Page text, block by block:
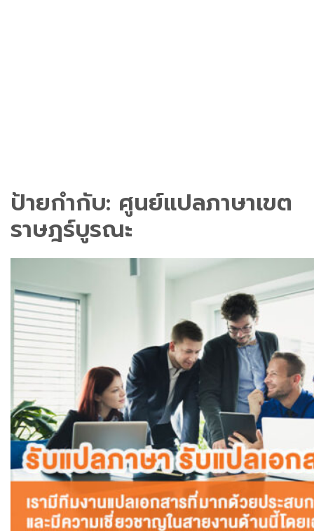
ป้ายกำกับ: ศูนย์แปลภาษาเขต
ราษฎร์บูรณะ